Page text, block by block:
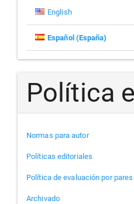
English
Español (España)
Política
Normas para autor
Políticas editoriales
Política de evaluación por pares
Archivado